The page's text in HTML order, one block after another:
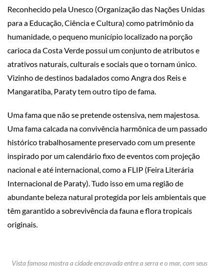
Reconhecido pela Unesco (Organização das Nações Unidas
para a Educação, Ciência e Cultura) como patrimônio da
humanidade, o pequeno município localizado na porção
carioca da Costa Verde possui um conjunto de atributos e
atrativos naturais, culturais e sociais que o tornam único.
Vizinho de destinos badalados como Angra dos Reis e
Mangaratiba, Paraty tem outro tipo de fama.
Uma fama que não se pretende ostensiva, nem majestosa.
Uma fama calcada na convivência harmônica de um passado
histórico trabalhosamente preservado com um presente
inspirado por um calendário fixo de eventos com projeção
nacional e até internacional, como a FLIP (Feira Literária
Internacional de Paraty). Tudo isso em uma região de
abundante beleza natural protegida por leis ambientais que
têm garantido a sobrevivência da fauna e flora tropicais
originais.
Vista famosa mostra a cidade encravada entre a serra e o mar, com seus